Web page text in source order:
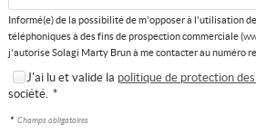
Informé(e) de la possibilité de m'opposer à l'utilisation
téléphoniques à des fins de prospection commerciale (
j'autorise Solagi Marty Brun à me contacter au numéro
J'ai lu et valide la politique de protection
société. *
* Champs obligatoires